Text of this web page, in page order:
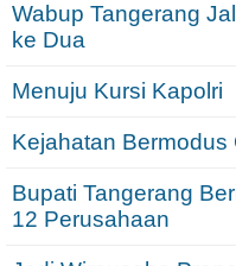
Wabup Tangerang
ke Dua
Menuju Kursi Kapolri
Kejahatan Bermodus
Bupati Tangerang
12 Perusahaan